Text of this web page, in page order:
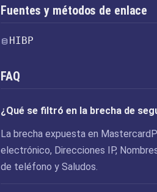
Fuentes y métodos de enlace
HIBP
FAQ
¿Qué se filtró en la brecha de
La brecha expuesta en
electrónico, Direcciones IP,
de teléfono y Saludos.